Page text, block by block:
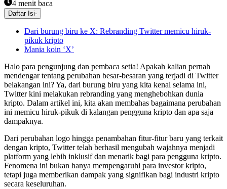
4 menit baca
Daftar Isi-
Dari burung biru ke X: Rebranding Twitter memicu hiruk-
pikuk kripto
Mania koin ‘X’
Halo para pengunjung dan pembaca setia! Apakah kalian pernah
mendengar tentang perubahan besar-besaran yang terjadi di Twitter
belakangan ini? Ya, dari burung biru yang kita kenal selama ini,
Twitter kini melakukan rebranding yang menghebohkan dunia
kripto. Dalam artikel ini, kita akan membahas bagaimana perubahan
ini memicu hiruk-pikuk di kalangan pengguna kripto dan apa saja
dampaknya.
Dari perubahan logo hingga penambahan fitur-fitur baru yang terkait
dengan kripto, Twitter telah berhasil mengubah wajahnya menjadi
platform yang lebih inklusif dan menarik bagi para pengguna kripto.
Fenomena ini bukan hanya mempengaruhi para investor kripto,
tetapi juga memberikan dampak yang signifikan bagi industri kripto
secara keseluruhan.